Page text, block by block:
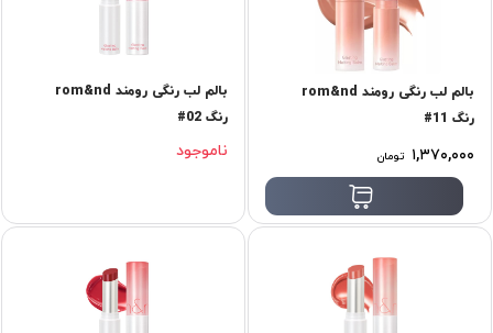
بالم لب رنگی رومند rom&nd
رنگ 11#
۱,۳۷۰,۰۰۰ تومان
بالم لب رنگی رومند rom&nd
رنگ 02#
ناموجود